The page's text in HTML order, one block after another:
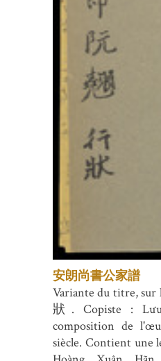
安朗尚書公家譜
Variante du titre,
狀. Copiste :
composition de
siècle. Contient une